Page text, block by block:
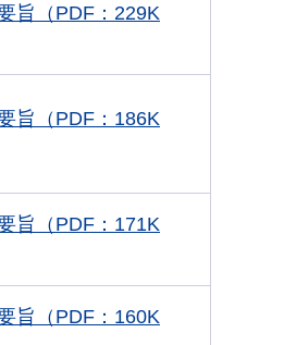
旨（PDF：229K
旨（PDF：186K
旨（PDF：171K
旨（PDF：160K